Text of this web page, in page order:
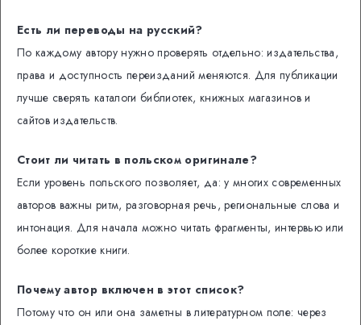
Есть ли переводы на русский?
По каждому автору нужно проверять отдельно: издательства,
права и доступность переизданий меняются. Для публикации
лучше сверять каталоги библиотек, книжных магазинов и
сайтов издательств.
Стоит ли читать в польском оригинале?
Если уровень польского позволяет, да: у многих современных
авторов важны ритм, разговорная речь, региональные слова и
интонация. Для начала можно читать фрагменты, интервью или
более короткие книги.
Почему автор включен в этот список?
Потому что он или она заметны в литературном поле: через